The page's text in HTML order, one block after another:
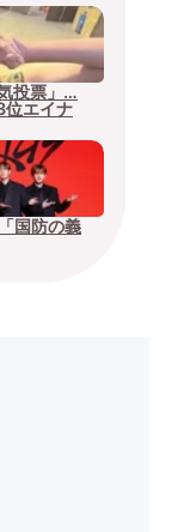
投票」…
位エイナ
国防の義